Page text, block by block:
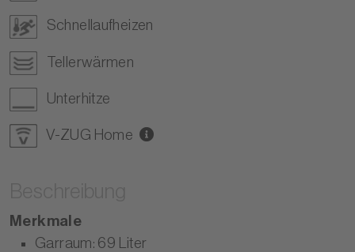
Schnellaufheizen
Tellerwärmen
Unterhitze
V-ZUG Home
Merkmale
Garraum: 69 Liter